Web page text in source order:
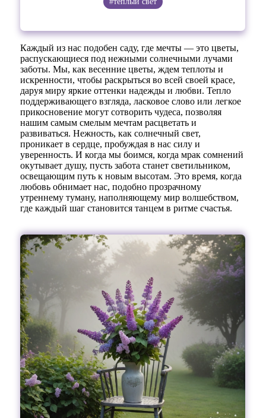
Каждый из нас подобен саду, где мечты — это цветы,
распускающиеся под нежными солнечными лучами
заботы. Мы, как весенние цветы, ждем теплоты и
искренности, чтобы раскрыться во всей своей красе,
даруя миру яркие оттенки надежды и любви. Тепло
поддерживающего взгляда, ласковое слово или легкое
прикосновение могут сотворить чудеса, позволяя
нашим самым смелым мечтам расцветать и
развиваться. Нежность, как солнечный свет,
проникает в сердце, пробуждая в нас силу и
уверенность. И когда мы боимся, когда мрак сомнений
окутывает душу, пусть забота станет светильником,
освещающим путь к новым высотам. Это время, когда
любовь обнимает нас, подобно прозрачному
утреннему туману, наполняющему мир волшебством,
где каждый шаг становится танцем в ритме счастья.